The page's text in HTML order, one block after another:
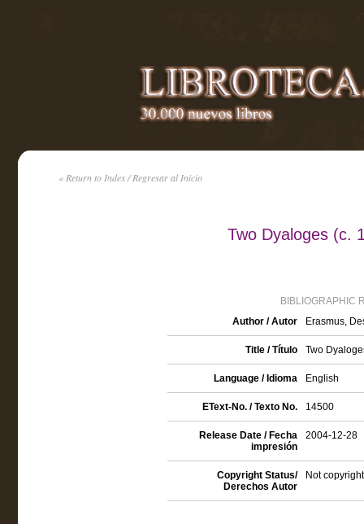
« Return to Index / Regresar al Inicio
Two Dyaloges (c.
BIBLIOGRAPHIC
Author / Autor
Erasmus,
Title / Título Two
Language / Idioma English
EText-No. / Texto No. 14500
Release Date / Fecha
impresión
2004-12-28
Copyright Status/
Derechos Autor
Not